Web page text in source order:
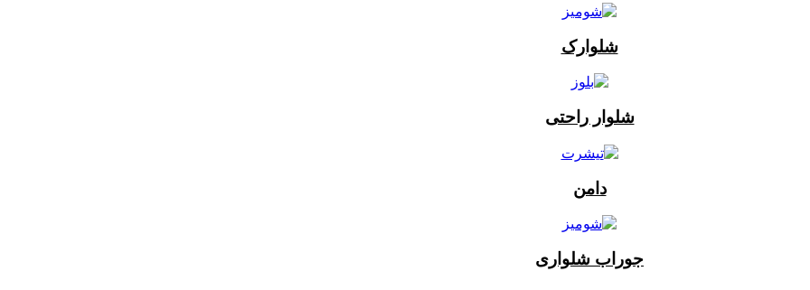
شلوارک
شلوار راحتی
دامن
جوراب شلواری